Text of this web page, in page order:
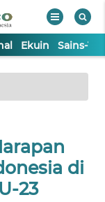
Ekuin Sains-
di
23